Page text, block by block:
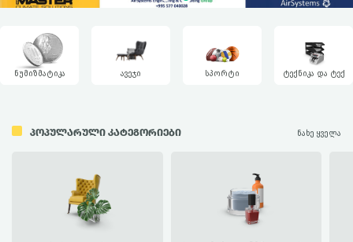
ნუმიზმატიკა ავეჯი სპორტი ტექნიკა და
რეკლამა
ᲞᲝᲞᲣᲚᲐᲠᲣᲚᲘ ᲙᲐᲢᲔᲒᲝᲠᲘᲔᲑᲘ ნახე ყველა